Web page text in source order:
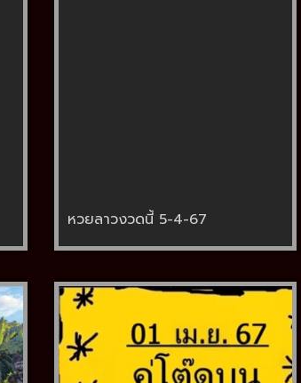
หวยลาวงวดนี้ 5-4-67